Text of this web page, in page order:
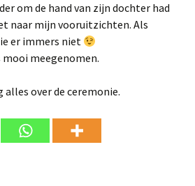
om de hand van zijn dochter had
naar mijn vooruitzichten. Als
er immers niet
mooi meegenomen.
alles over de ceremonie.